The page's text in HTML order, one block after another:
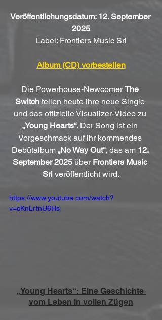
Veröffentlichungsdatum: 12. September
2025
Label: Frontiers Music Srl
Album (CD) vorbestellen
Die Powerhouse-Newcomer The
Switch teilen heute ihre neue Single
und das offizielle Visualizer-Video zu
„Young Hearts“. Der Song ist ein
Vorgeschmack auf ihr kommendes
Debütalbum „No Way Out“, das am 12.
September 2025 über Frontiers Music
Srl veröffentlicht wird.
https://www.youtube.com/watch?
v=cKnLrtnU6Hs
„Young Hearts“: Eine Geschichte
vom Leben in vollen Zügen